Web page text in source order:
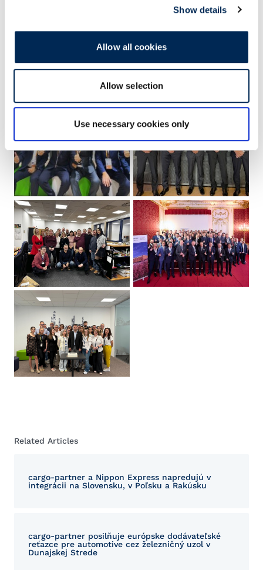
Show details
Allow all cookies
Allow selection
Use necessary cookies only
Related Articles
cargo-partner a Nippon Express napredujú v
integrácii na Slovensku, v Poľsku a Rakúsku
cargo-partner posilňuje európske dodávateľské
reťazce pre automotive cez železničný uzol v
Dunajskej Strede